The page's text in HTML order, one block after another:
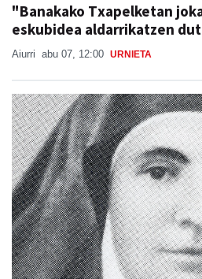
"Banakako Txapelketan
eskubidea aldarrikatzen
Aiurri abu 07, 12:00 URNIETA